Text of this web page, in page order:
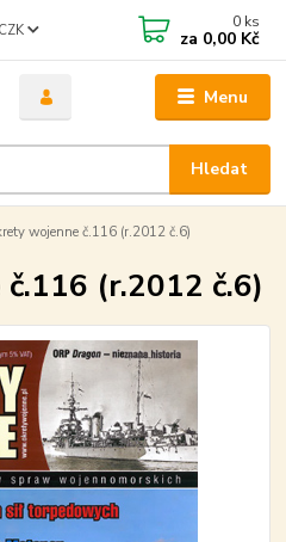
Menu
CZK
Hledat
0 ks
za 0,00 Kč
wojenne č.116 (r.2012 č.6)
(r.2012 č.6)